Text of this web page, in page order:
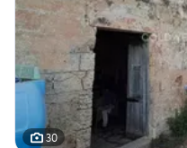
30